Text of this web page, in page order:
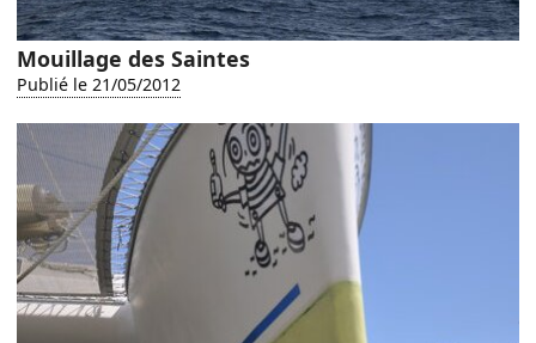
Mouillage des Saintes
Publié le 21/05/2012